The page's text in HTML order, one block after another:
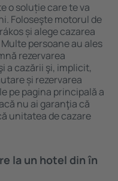
o soluție care te va
Foloseşte motorul de
și alege cazarea
persoane au ales
rezervarea
a cazării şi, implicit,
și rezervarea
pe pagina principală a
nu ai garanţia că
unitatea de cazare
la un hotel din în